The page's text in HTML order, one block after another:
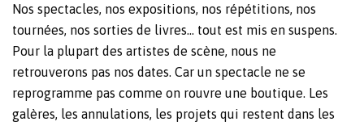
Nos spectacles, nos expositions, nos répétitions, nos
tournées, nos sorties de livres… tout est mis en suspens.
Pour la plupart des artistes de scène, nous ne
retrouverons pas nos dates. Car un spectacle ne se
reprogramme pas comme on rouvre une boutique. Les
galères, les annulations, les projets qui restent dans les